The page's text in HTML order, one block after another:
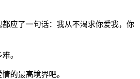
了一句话：我从不渴求你爱我，你
。
最高境界吧。